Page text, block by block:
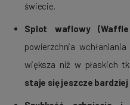
świecie.
Splot waflowy (Waffle
powierzchnia
większa niż w płaskich
staje się jeszcze